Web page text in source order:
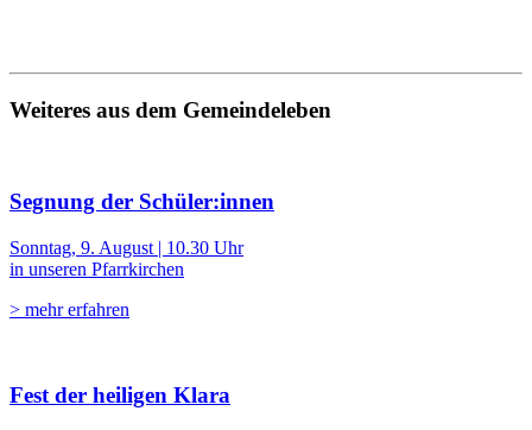
Weiteres aus dem Gemeindeleben
Segnung der Schüler:innen
Sonntag, 9. August | 10.30 Uhr
in unseren Pfarrkirchen
> mehr erfahren
Fest der heiligen Klara